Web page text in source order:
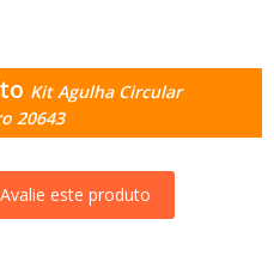
Kit Agulha Circular
20643
Avalie este produto